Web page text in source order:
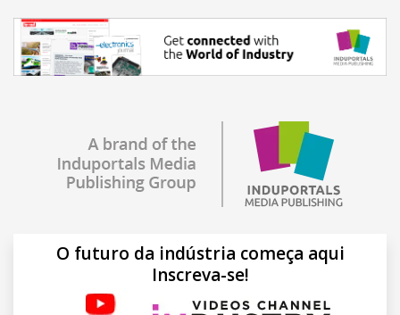
O futuro da indústria começa aqui
Inscreva-se!